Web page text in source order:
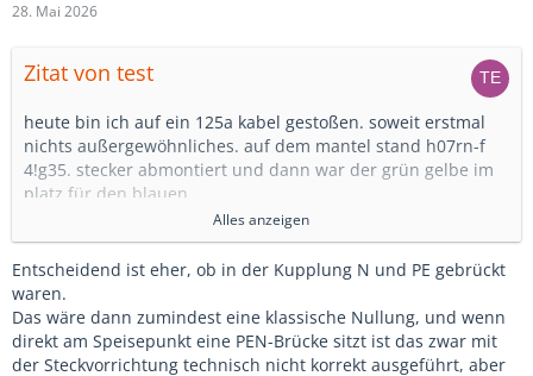
28. Mai 2026
Zitat von test
heute bin ich auf ein 125a kabel gestoßen. soweit erstmal
nichts außergewöhnliches. auf dem mantel stand h07rn-f
4!g35. stecker abmontiert und dann war der grün gelbe im
platz für den blauen.
dazu dann auch noch hülsen in einem mennekes stecker
der adern schutz drinn hatte.
die hülsen lassen auf eine gewisse expertise schließen.
ich dachte, das wir hier drüber hinweg sind.
Alles anzeigen
Entscheidend ist eher, ob in der Kupplung N und PE gebrückt
waren.
Das wäre dann zumindest eine klassische Nullung, und wenn
direkt am Speisepunkt eine PEN-Brücke sitzt ist das zwar mit
der Steckvorrichtung technisch nicht korrekt ausgeführt, aber